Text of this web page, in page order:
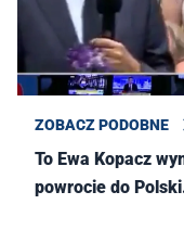
ZOBACZ PODOBNE
To Ewa Kopacz
powrocie do